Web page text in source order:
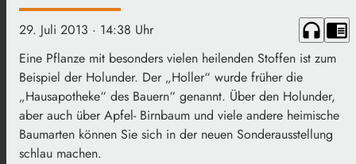
29. Juli 2013 · 14:38 Uhr headphones chrome_reader_mode
Eine Pflanze mit besonders vielen heilenden Stoffen ist zum
Beispiel der Holunder. Der „Holler“ wurde früher die
„Hausapotheke“ des Bauern“ genannt. Über den Holunder,
aber auch über Apfel- Birnbaum und viele andere heimische
Baumarten können Sie sich in der neuen Sonderausstellung
schlau machen.